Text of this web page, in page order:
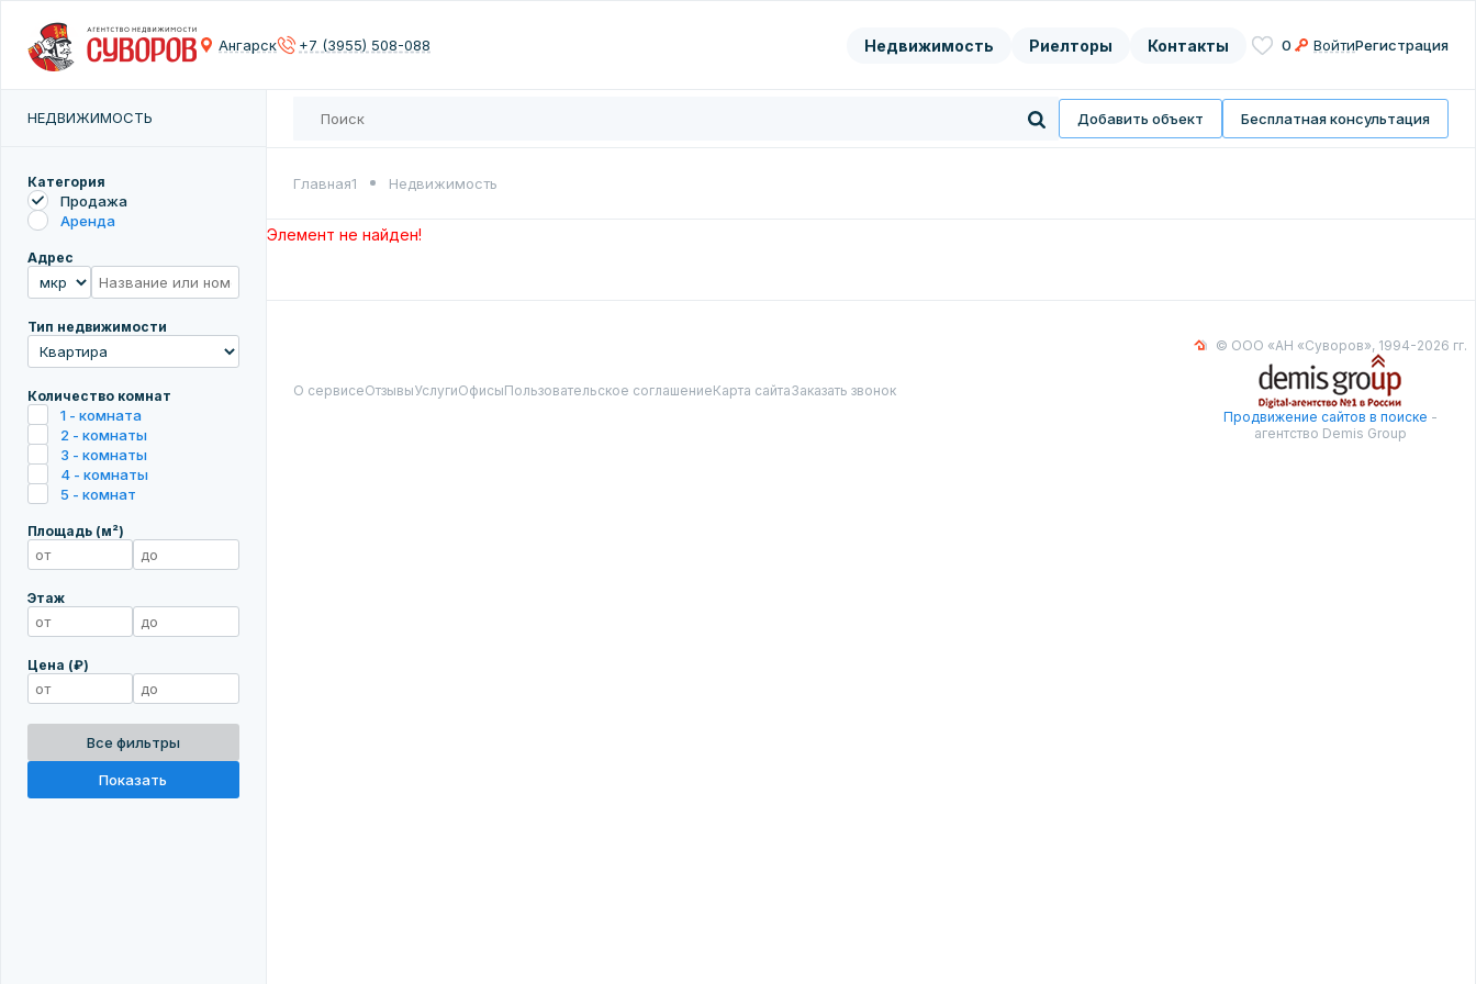
Ангарск +7 (3955) 508-088 Недвижимость Риелторы Контакты 0 ВойтиРегистрация
НЕДВИЖИМОСТЬ
Категория
Продажа
Аренда
Адрес
Тип недвижимости
Количество комнат
1 - комната
2 - комнаты
3 - комнаты
4 - комнаты
5 - комнат
Площадь (м²)
Этаж
Цена (₽)
Все фильтры
Показать
Добавить объект Бесплатная консультация
Главная1 Недвижимость
Элемент не найден!
О сервисеОтзывыУслугиОфисыПользовательское соглашениеКарта сайтаЗаказать звонок
© ООО «АН «Суворов», 1994-2026 гг.
Продвижение сайтов в поиске -
агентство Demis Group